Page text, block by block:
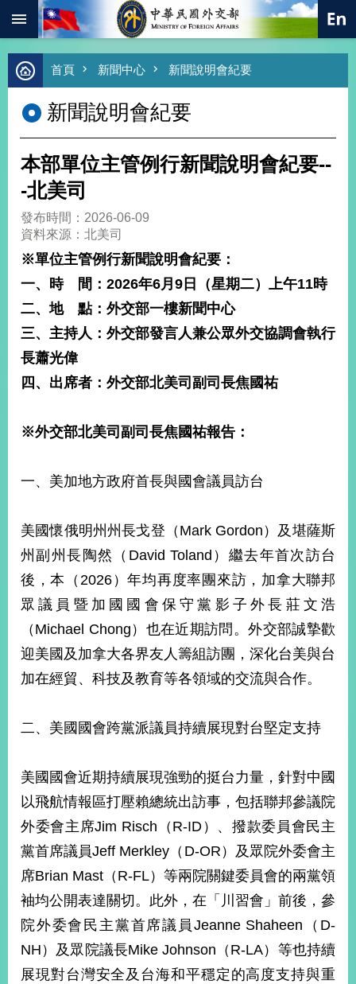
跳到主要內容區塊
進
階
尋
熱
總
合
外
值
外
交
經
濟
落
海
護
照
回
頁
網
站
導
關
於
聞
中
心
外
交
資
訊
國
與
地
首頁 新聞中心 新聞說明會紀要
新聞說明會紀要
本部單位主管例行新聞說明會紀要--
-北美司
發布時間：2026-06-09
資料來源：北美司
※單位主管例行新聞說明會紀要：
一、時 間： 2026年6月 9 日（星期二）上午11時
二、地 點：外交部一樓新聞中心
三、主持人：外交部發言人兼公眾外交協調會執行
長蕭光偉
四、出席者：外交部北美司副司長焦國祐
※外交部北美司副司長焦國祐報告：
一、美加地方政府首長與國會議員訪台
美國懷俄明州州長戈登（Mark Gordon）及堪薩斯
州副州長陶然（David Toland）繼去年首次訪台
後，本（2026）年均再度率團來訪，加拿大聯邦
眾議員暨加國國會保守黨影子外長莊文浩
（Michael Chong）也在近期訪問。外交部誠摯歡
迎美國及加拿大各界友人籌組訪團，深化台美與台
加在經貿、科技及教育等各領域的交流與合作。
二、美國國會跨黨派議員持續展現對台堅定支持
美國國會近期持續展現強勁的挺台力量，針對中國
以飛航情報區打壓賴總統出訪事，包括聯邦參議院
外委會主席Jim Risch（R-ID）、撥款委員會民主
黨首席議員Jeff Merkley（D-OR）及眾院外委會主
席Brian Mast（R-FL）等兩院關鍵委員會的兩黨領
袖均公開表達關切。此外，在「川習會」前後，參
院外委會民主黨首席議員Jeanne Shaheen（D-
NH）及眾院議長Mike Johnson（R-LA）等也持續
展現對台灣安全及台海和平穩定的高度支持與重